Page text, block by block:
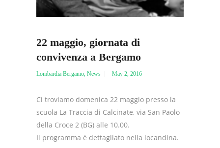
22 maggio, giornata di
convivenza a Bergamo
Lombardia Bergamo News May 2, 2016
Ci troviamo domenica 22 maggio presso la
scuola La Traccia di Calcinate, via San Paolo
della Croce 2 (BG) alle 10.00.
Il programma è dettagliato nella locandina.